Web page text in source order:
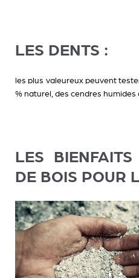
LES DENTS :
les plus valeureux peuvent
% naturel, des cendres
LES
DE BOIS POUR